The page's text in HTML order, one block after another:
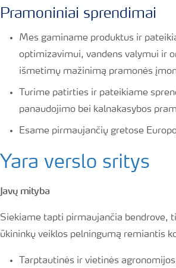
Pramoniniai sprendimai
Mes gaminame produktus ir
optimizavimui, vandens valymui ir
išmetimų mažinimą pramonės
Turime patirties ir pateikiame
panaudojimo bei kalnakasybos
Esame pirmaujančių gretose
Yara verslo sritys
Javų mityba
Siekiame tapti pirmaujančia bendrove,
ūkininkų veiklos pelningumą remiantis
Tarptautinės ir vietinės